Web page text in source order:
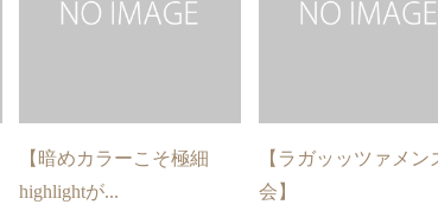
【暗めカラーこそ極細
highlightが...
【ラガッッツァメン
会】